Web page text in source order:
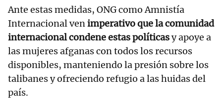
Ante estas medidas, ONG como Amnistía
Internacional venimperativo que la comunidad
internacional condene estas políticasy apoye a
las mujeres afganas con todos los recursos
disponibles, manteniendo la presión sobre los
talibanes y ofreciendo refugio a las huidas del
país.